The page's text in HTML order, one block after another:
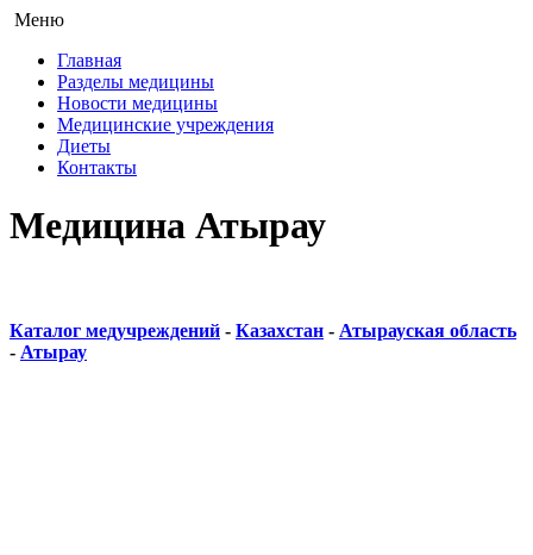
Меню
Главная
Разделы медицины
Новости медицины
Медицинские учреждения
Диеты
Контакты
Медицина Атырау
Каталог медучреждений - Казахстан - Атырауская область
- Атырау